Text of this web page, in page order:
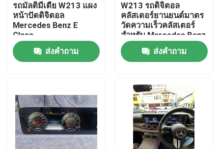
บ้าน
ผลิตภัณฑ์
เกี่ยวกับเรา
รถมัลติมีเดีย W213 แผง
หน้าปัดดิจิตอล
Mercedes Benz E
Class
ส่งคำถาม
W213 รถดิจิตอล
คลัสเตอร์ยานยนต์มาตร
วัดความเร็วคลัสเตอร์
สำหรับ Mercedes Benz
E Class
ส่งคำถาม